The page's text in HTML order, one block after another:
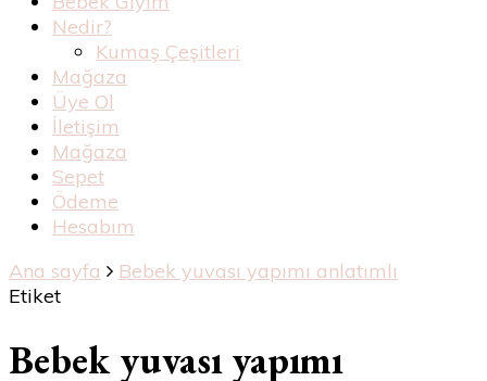
Nedir?
Kumaş Çeşitleri
Mağaza
Üye Ol
İletişim
Mağaza
Sepet
Ödeme
Hesabım
Ana sayfa
Bebek yuvası yapımı anlatımlı
Etiket
Bebek yuvası yapımı